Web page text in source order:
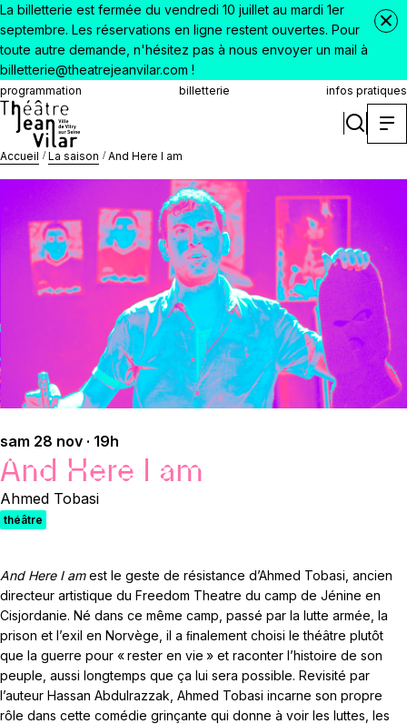
La billetterie est fermée du vendredi 10 juillet au mardi 1er
septembre. Les réservations en ligne restent ouvertes. Pour
toute autre demande, n'hésitez pas à nous envoyer un mail à
billetterie@theatrejeanvilar.com !
programmation billetterie infos pratiques
Accueil La saison And Here I am
And Here I am
sam 28 nov · 19h
Ahmed Tobasi
théâtre
And Here I amest le geste de résistance d’Ahmed Tobasi, ancien
directeur artistique du Freedom Theatre du camp de Jénine en
Cisjordanie. Né dans ce même camp, passé par la lutte armée, la
prison et l’exil en Norvège, il a ﬁnalement choisi le théâtre plutôt
que la guerre pour « rester en vie » et raconter l’histoire de son
peuple, aussi longtemps que ça lui sera possible. Revisité par
l’auteur Hassan Abdulrazzak, Ahmed Tobasi incarne son propre
rôle dans cette comédie grinçante qui donne à voir les luttes, les